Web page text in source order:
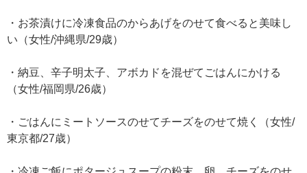
・お茶漬けに冷凍食品のからあげをのせて食べると美味し
い（女性/沖縄県/29歳）
・納豆、辛子明太子、アボカドを混ぜてごはんにかける
（女性/福岡県/26歳）
・ごはんにミートソースのせてチーズをのせて焼く（女性/
東京都/27歳）